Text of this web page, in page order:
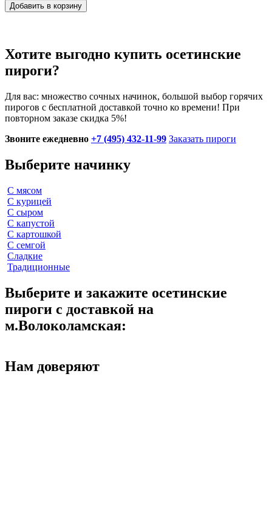
Добавить в корзину
Хотите выгодно купить осетинские
пироги?
Для вас: множество сочных начинок, большой выбор горячих
пирогов с бесплатной доставкой точно ко времени! При
повторном заказе скидка 5%!
Звоните ежедневно +7 (495) 432-11-99 Заказать пироги
Выберите начинку
С мясом
С курицей
С сыром
С капустой
С картошкой
С семгой
Сладкие
Традиционные
Выберите и закажите осетинские
пироги с доставкой на
м.Волоколамская:
Нам доверяют